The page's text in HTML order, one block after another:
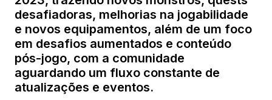
desafiadoras, melhorias na jogabilidade
e novos equipamentos, além de um foco
em desafios aumentados e conteúdo
pós-jogo, com a comunidade
aguardando um fluxo constante de
atualizações e eventos.